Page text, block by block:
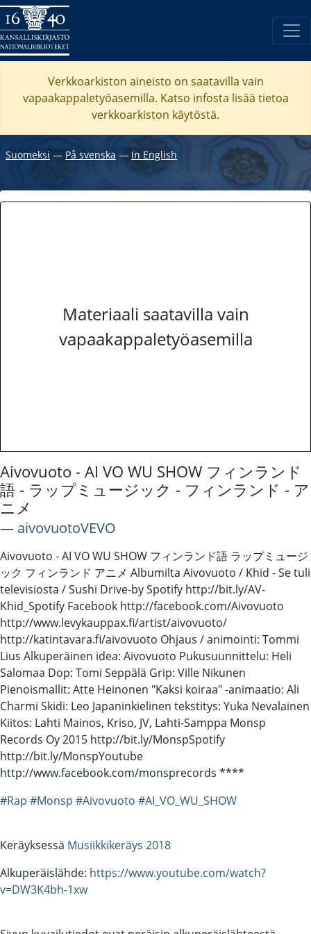
Verkkoarkiston aineisto on saatavilla vain
vapaakappaletyöasemilla. Katso infosta lisää tietoa
verkkoarkiston käytöstä.
Suomeksi ― På svenska ― In English
Materiaali saatavilla vain
vapaakappaletyöasemilla
Aivovuoto - AI VO WU SHOW フィンランド
語 - ラップミュージック - フィンランド - ア
ニメ
― aivovuotoVEVO
Aivovuoto - AI VO WU SHOW フィンランド語 ラップミュージ
ック フィンランド アニメ Albumilta Aivovuoto / Khid - Se tuli
televisiosta / Sushi Drive-by Spotify http://bit.ly/AV-
Khid_Spotify Facebook http://facebook.com/Aivovuoto
http://www.levykauppax.fi/artist/aivovuoto/
http://katintavara.fi/aivovuoto Ohjaus / animointi: Tommi
Lius Alkuperäinen idea: Aivovuoto Pukusuunnittelu: Heli
Salomaa Dop: Tomi Seppälä Grip: Ville Nikunen
Pienoismallit: Atte Heinonen "Kaksi koiraa" -animaatio: Ali
Charmi Skidi: Leo Japaninkielinen tekstitys: Yuka Nevalainen
Kiitos: Lahti Mainos, Kriso, JV, Lahti-Samppa Monsp
Records Oy 2015 http://bit.ly/MonspSpotify
http://bit.ly/MonspYoutube
http://www.facebook.com/monsprecords ****
#Rap #Monsp #Aivovuoto #AI_VO_WU_SHOW
Keräyksessä Musiikkikeräys 2018
Alkuperäislähde: https://www.youtube.com/watch?
v=DW3K4bh-1xw